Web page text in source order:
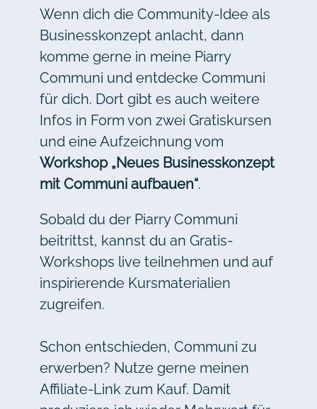
Wenn dich die Community-Idee als
Businesskonzept anlacht, dann
komme gerne in meine Piarry
Communi und entdecke Communi
für dich. Dort gibt es auch weitere
Infos in Form von zwei Gratiskursen
und eine Aufzeichnung vom
Workshop „Neues Businesskonzept
mit Communi aufbauen“.
Sobald du der Piarry Communi
beitrittst, kannst du an Gratis-
Workshops live teilnehmen und auf
inspirierende Kursmaterialien
zugreifen.
Schon entschieden, Communi zu
erwerben? Nutze gerne meinen
Affiliate-Link zum Kauf. Damit